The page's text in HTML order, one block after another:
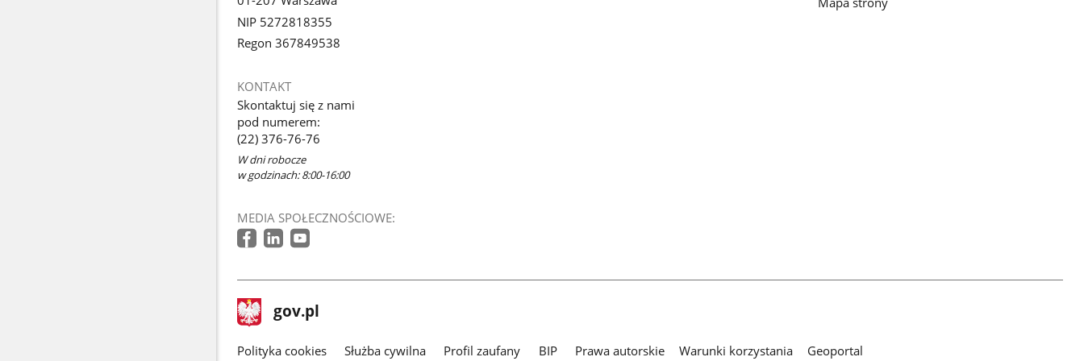
NIP 5272818355
Regon 367849538
KONTAKT
Skontaktuj się z nami
pod numerem:
(22) 376-76-76
W dni robocze
w godzinach: 8:00-16:00
MEDIA SPOŁECZNOŚCIOWE:
stopka
gov.pl Strona
gov.pl
gov.pl
Polityka cookies Służba cywilna Profil zaufany BIP Prawa autorskie Warunki korzystania Geoportal